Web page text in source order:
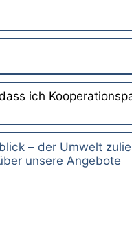
ich
– der Umwelt
unsere Angebote